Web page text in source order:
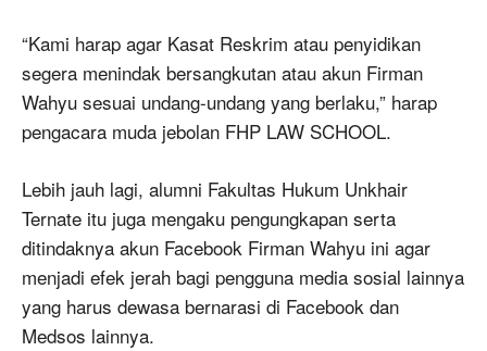
“Kami harap agar Kasat Reskrim atau penyidikan
segera menindak bersangkutan atau akun Firman
Wahyu sesuai undang-undang yang berlaku,” harap
pengacara muda jebolan FHP LAW SCHOOL.
Lebih jauh lagi, alumni Fakultas Hukum Unkhair
Ternate itu juga mengaku pengungkapan serta
ditindaknya akun Facebook Firman Wahyu ini agar
menjadi efek jerah bagi pengguna media sosial lainnya
yang harus dewasa bernarasi di Facebook dan
Medsos lainnya.